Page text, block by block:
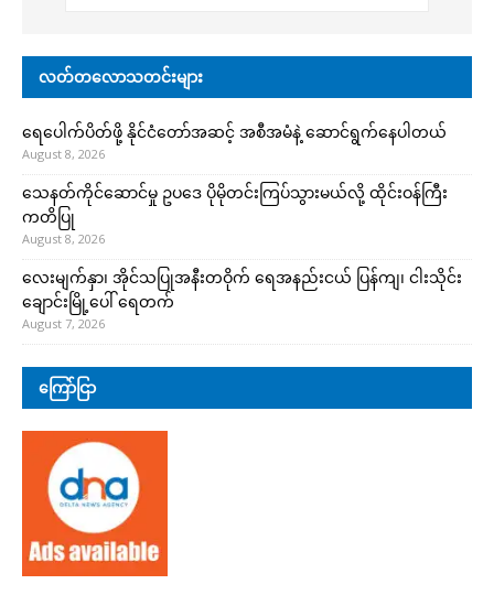
လတ်တလောသတင်းများ
ရေပေါက်ပိတ်ဖို့ နိုင်ငံတော်အဆင့် အစီအမံနဲ့ ဆောင်ရွက်နေပါတယ်
August 8, 2026
သေနတ်ကိုင်ဆောင်မှု ဥပဒေ ပိုမိုတင်းကြပ်သွားမယ်လို့ ထိုင်းဝန်ကြီး
ကတိပြု
August 8, 2026
လေးမျက်နှာ၊ အိုင်သပြုအနီးတဝိုက် ရေအနည်းငယ် ပြန်ကျ၊ ငါးသိုင်း
ချောင်းမြို့ပေါ် ရေတက်
August 7, 2026
ကြော်ငြာ